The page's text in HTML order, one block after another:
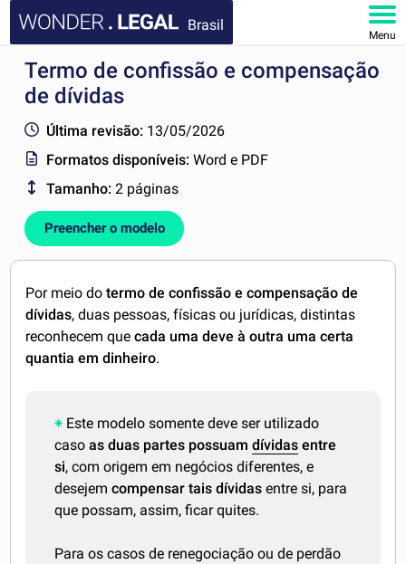
Brasil
Menu
HOME
FAQ
MINHA CONTA
Termo de confissão e compensação
de dívidas
Última revisão: 13/05/2026
Formatos disponíveis:Word e PDF
Tamanho: 2 páginas
Preencher o modelo
Por meio dotermo de confissão e compensação de
dívidas, duas pessoas, físicas ou jurídicas, distintas
reconhecem quecada uma deve à outra uma certa
quantia em dinheiro.
Este modelo somente deve ser utilizado
casoas duas partes possuamdívidas entre
si, com origem em negócios diferentes, e
desejemcompensar tais dívidas entre si, para
que possam, assim, ficar quites.
Para os casos de renegociação ou de perdão